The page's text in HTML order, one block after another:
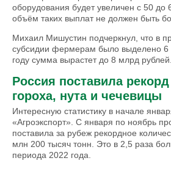
оборудования будет увеличен с 50
объём таких выплат не должен быть
Михаил Мишустин подчеркнул, что в
субсидии фермерам было выделено 6
году сумма вырастет до 8 млрд рублей.
Россия поставила
гороха, нута и чечевицы
Интересную статистику в начале
«Агроэкспорт». С января по ноябрь
поставила за рубеж рекордное
млн 200 тысяч тонн. Это в 2,5 раза
периода 2022 года.